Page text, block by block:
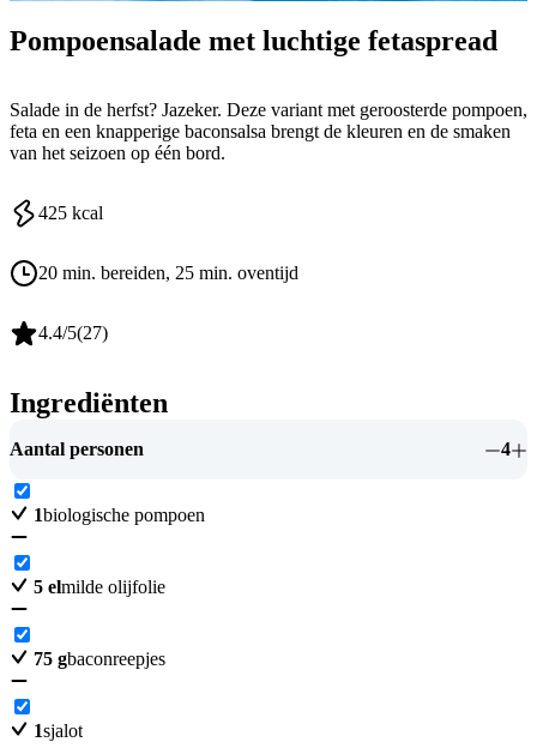
Pompoensalade met luchtige fetaspread
Salade in de herfst? Jazeker. Deze variant met geroosterde pompoen,
feta en een knapperige baconsalsa brengt de kleuren en de smaken
van het seizoen op één bord.
425 kcal
20 min. bereiden, 25 min. oventijd
4.4/5(27)
Ingrediënten
Aantal personen 4
1biologische pompoen
5 elmilde olijfolie
75 gbaconreepjes
1sjalot